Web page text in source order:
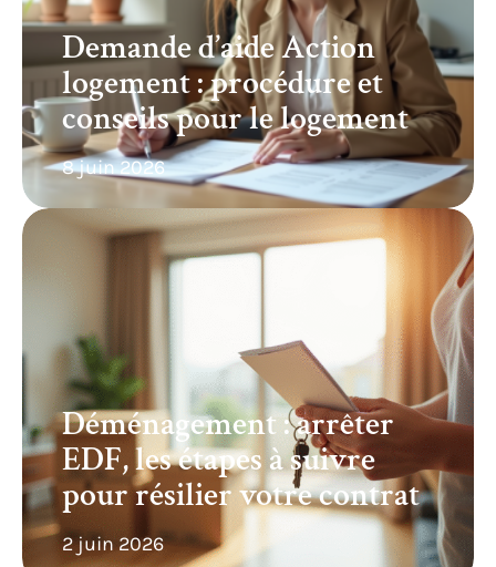
Demande d’aide Action
logement : procédure et
conseils pour le logement
8 juin 2026
Déménagement : arrêter
EDF, les étapes à suivre
pour résilier votre contrat
2 juin 2026